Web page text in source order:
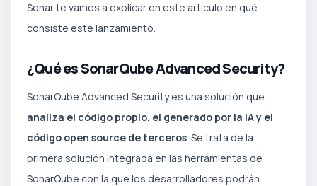
Sonar te vamos a explicar en este artículo en qué
consiste este lanzamiento.
¿Qué es SonarQube Advanced Security?
SonarQube Advanced Security es una solución que
analiza el código propio, el generado por la IA y el
código open source de terceros. Se trata de la
primera solución integrada en las herramientas de
SonarQube con la que los desarrolladores podrán